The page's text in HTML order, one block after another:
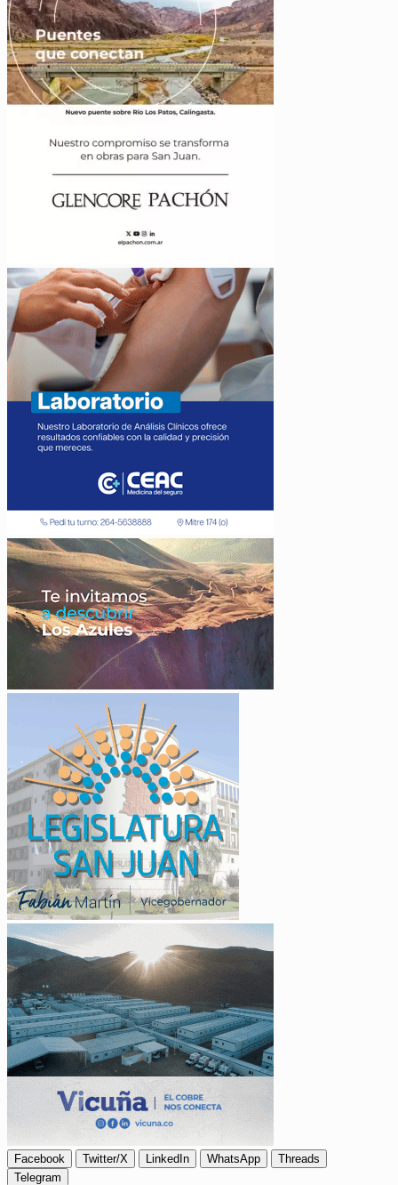
Facebook Twitter/X LinkedIn WhatsApp
Threads
Telegram